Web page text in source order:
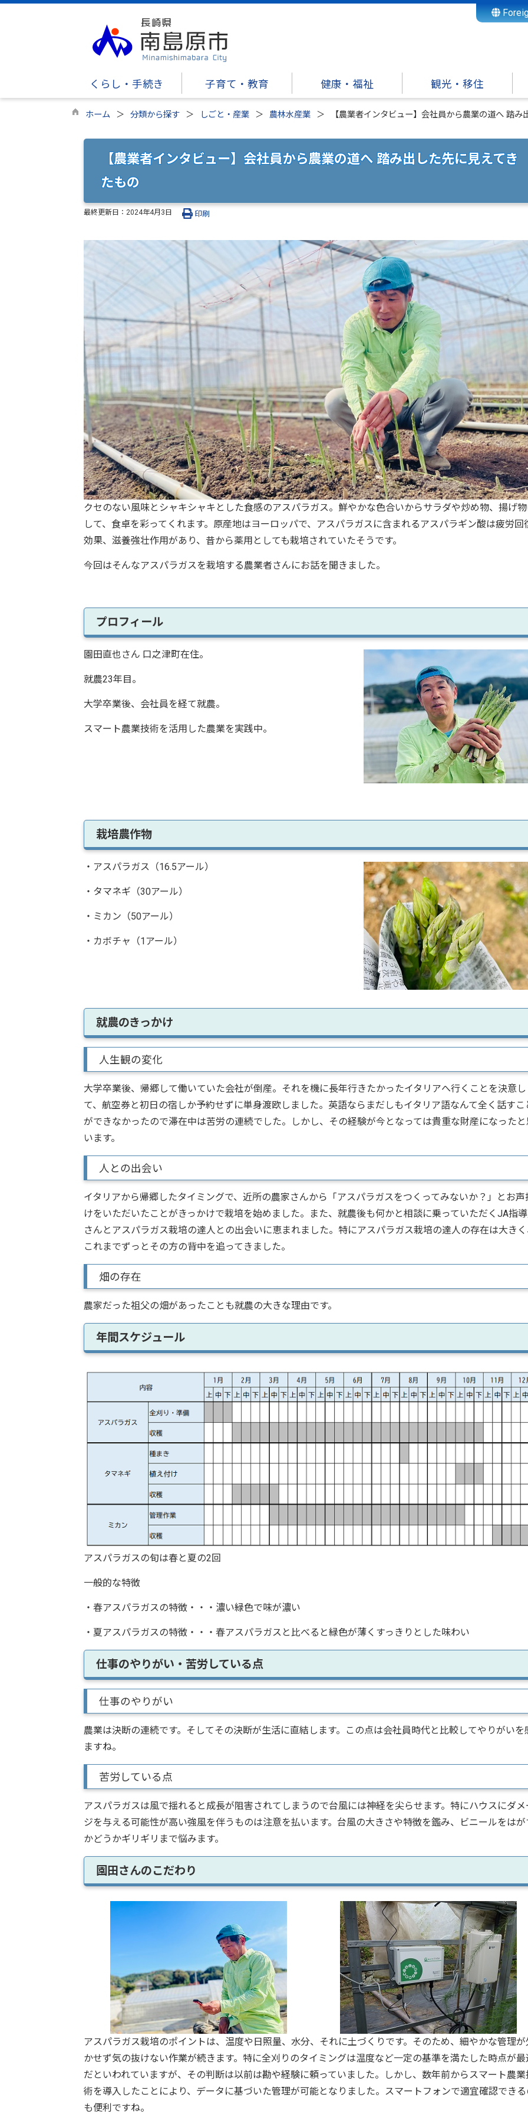
くらし・手続き 子育て・教育 健康・福祉 観光・移住
ホーム 分類から探す しごと・産業 農林水産業 【農業者インタビュー】会社員から農業の道へ 踏み
【農業者インタビュー】会社員から農業の道へ 踏み出した先に見えてき
たもの
最終更新日： 2024年4月3日 印刷
クセのない風味とシャキシャキとした食感のアスパラガス。鮮やかな色合いからサラダや炒め物、揚げ
して、食卓を彩ってくれます。原産地はヨーロッパで、アスパラガスに含まれるアスパラギン酸は疲労回
効果、滋養強壮作用があり、昔から薬用としても栽培されていたそうです。
今回はそんなアスパラガスを栽培する農業者さんにお話を聞きました。
プロフィール
園田直也さん 口之津町在住。
就農23年目。
大学卒業後、会社員を経て就農。
スマート農業技術を活用した農業を実践中。
栽培農作物
・アスパラガス（16.5アール）
・タマネギ（30アール）
・ミカン（50アール）
・カボチャ（1アール）
就農のきっかけ
人生観の変化
大学卒業後、帰郷して働いていた会社が倒産。それを機に長年行きたかったイタリアへ行くことを決意し
て、航空券と初日の宿しか予約せずに単身渡欧しました。英語ならまだしもイタリア語なんて全く話すこ
ができなかったので滞在中は苦労の連続でした。しかし、その経験が今となっては貴重な財産になったと
います。
人との出会い
イタリアから帰郷したタイミングで、近所の農家さんから「アスパラガスをつくってみないか？」とお声
けをいただいたことがきっかけで栽培を始めました。また、就農後も何かと相談に乗っていただくJA指
さんとアスパラガス栽培の達人との出会いに恵まれました。特にアスパラガス栽培の達人の存在は大きく
これまでずっとその方の背中を追ってきました。
畑の存在
農家だった祖父の畑があったことも就農の大きな理由です。
年間スケジュール
アスパラガスの旬は春と夏の2回
一般的な特徴
・春アスパラガスの特徴・・・濃い緑色で味が濃い
・夏アスパラガスの特徴・・・春アスパラガスと比べると緑色が薄くすっきりとした味わい
仕事のやりがい・苦労している点
仕事のやりがい
農業は決断の連続です。そしてその決断が生活に直結します。この点は会社員時代と比較してやりがいを
ますね。
苦労している点
アスパラガスは風で揺れると成長が阻害されてしまうので台風には神経を尖らせます。特にハウスにダメ
ジを与える可能性が高い強風を伴うものは注意を払います。台風の大きさや特徴を鑑み、ビニールをはが
かどうかギリギリまで悩みます。
園田さんのこだわり
アスパラガス栽培のポイントは、温度や日照量、水分、それに土づくりです。そのため、細やかな管理が
かせず気の抜けない作業が続きます。特に全刈りのタイミングは温度など一定の基準を満たした時点が最
だといわれていますが、その判断は以前は勘や経験に頼っていました。しかし、数年前からスマート農業
術を導入したことにより、データに基づいた管理が可能となりました。スマートフォンで適宜確認できる
も便利ですね。